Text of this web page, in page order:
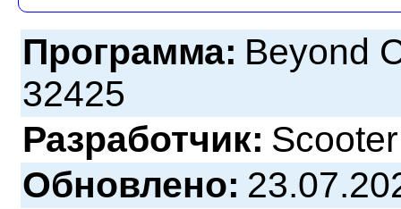
Программа: Beyond
32425
Разработчик:
Обновлено: